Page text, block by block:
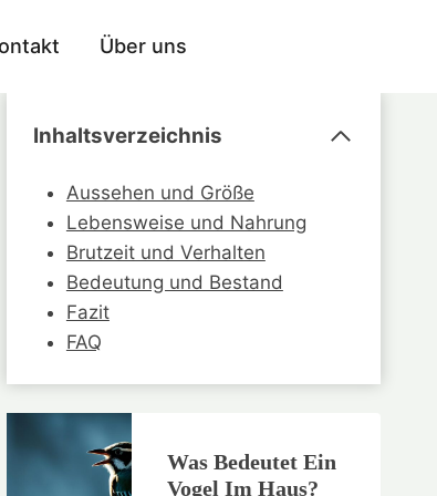
Über uns
Inhaltsverzeichnis
Aussehen und Größe
Lebensweise und Nahrung
Brutzeit und Verhalten
Bedeutung und Bestand
Fazit
FAQ
Was Bedeutet Ein
Vogel Im Haus?